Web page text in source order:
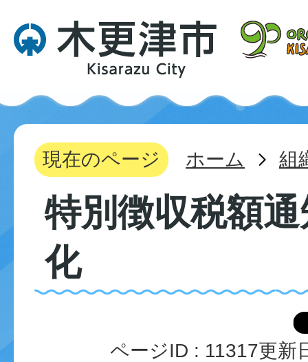
現在のページ ホーム 組
特別徴収税額
化
ページID : 11317更新